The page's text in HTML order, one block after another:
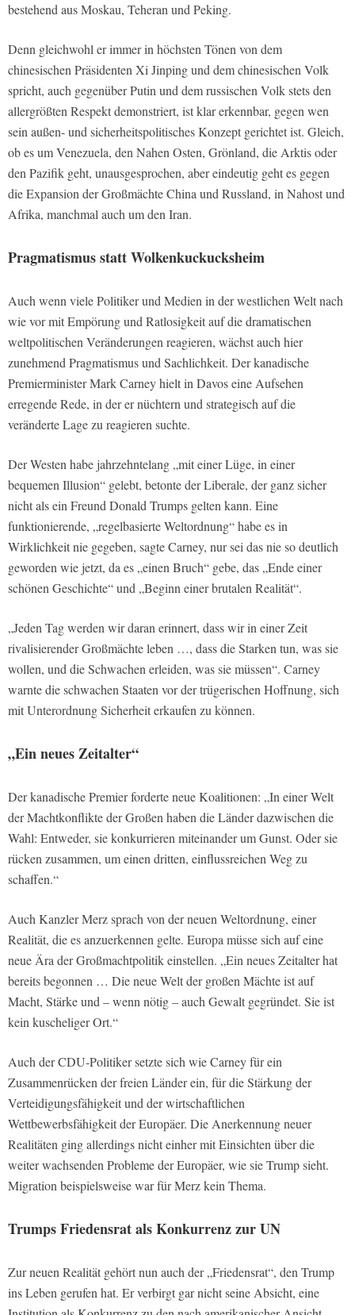
bestehend aus Moskau, Teheran und Peking.
Denn gleichwohl er immer in höchsten Tönen von dem
chinesischen Präsidenten Xi Jinping und dem chinesischen Volk
spricht, auch gegenüber Putin und dem russischen Volk stets den
allergrößten Respekt demonstriert, ist klar erkennbar, gegen wen
sein außen- und sicherheitspolitisches Konzept gerichtet ist. Gleich,
ob es um Venezuela, den Nahen Osten, Grönland, die Arktis oder
den Pazifik geht, unausgesprochen, aber eindeutig geht es gegen
die Expansion der Großmächte China und Russland, in Nahost und
Afrika, manchmal auch um den Iran.
Pragmatismus statt Wolkenkuckucksheim
Auch wenn viele Politiker und Medien in der westlichen Welt nach
wie vor mit Empörung und Ratlosigkeit auf die dramatischen
weltpolitischen Veränderungen reagieren, wächst auch hier
zunehmend Pragmatismus und Sachlichkeit. Der kanadische
Premierminister Mark Carney hielt in Davos eine Aufsehen
erregende Rede, in der er nüchtern und strategisch auf die
veränderte Lage zu reagieren suchte.
Der Westen habe jahrzehntelang „mit einer Lüge, in einer
bequemen Illusion“ gelebt, betonte der Liberale, der ganz sicher
nicht als ein Freund Donald Trumps gelten kann. Eine
funktionierende, „regelbasierte Weltordnung“ habe es in
Wirklichkeit nie gegeben, sagte Carney, nur sei das nie so deutlich
geworden wie jetzt, da es „einen Bruch“ gebe, das „Ende einer
schönen Geschichte“ und „Beginn einer brutalen Realität“.
„Jeden Tag werden wir daran erinnert, dass wir in einer Zeit
rivalisierender Großmächte leben …, dass die Starken tun, was sie
wollen, und die Schwachen erleiden, was sie müssen“. Carney
warnte die schwachen Staaten vor der trügerischen Hoffnung, sich
mit Unterordnung Sicherheit erkaufen zu können.
„Ein neues Zeitalter“
Der kanadische Premier forderte neue Koalitionen: „In einer Welt
der Machtkonflikte der Großen haben die Länder dazwischen die
Wahl: Entweder, sie konkurrieren miteinander um Gunst. Oder sie
rücken zusammen, um einen dritten, einflussreichen Weg zu
schaffen.“
Auch Kanzler Merz sprach von der neuen Weltordnung, einer
Realität, die es anzuerkennen gelte. Europa müsse sich auf eine
neue Ära der Großmachtpolitik einstellen. „Ein neues Zeitalter hat
bereits begonnen … Die neue Welt der großen Mächte ist auf
Macht, Stärke und – wenn nötig – auch Gewalt gegründet. Sie ist
kein kuscheliger Ort.“
Auch der CDU-Politiker setzte sich wie Carney für ein
Zusammenrücken der freien Länder ein, für die Stärkung der
Verteidigungsfähigkeit und der wirtschaftlichen
Wettbewerbsfähigkeit der Europäer. Die Anerkennung neuer
Realitäten ging allerdings nicht einher mit Einsichten über die
weiter wachsenden Probleme der Europäer, wie sie Trump sieht.
Migration beispielsweise war für Merz kein Thema.
Trumps Friedensrat als Konkurrenz zur UN
Zur neuen Realität gehört nun auch der „Friedensrat“, den Trump
ins Leben gerufen hat. Er verbirgt gar nicht seine Absicht, eine